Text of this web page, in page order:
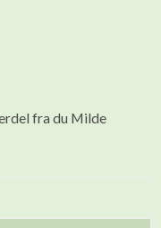
fra du Milde